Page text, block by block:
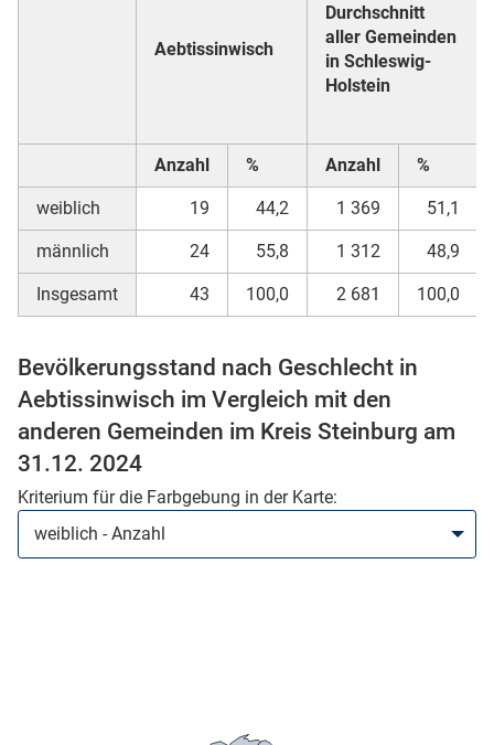
(Mikrozensus)
Aebtissinwisch
Durchschnitt
aller Gemeinden
in Schleswig-
Holstein
Anzahl % Anzahl %
weiblich 19 44,2 1 369 51,1
männlich 24 55,8 1 312 48,9
Insgesamt 43 100,0 2 681 100,0
Bevölkerungsstand nach Geschlecht in
Aebtissinwisch im Vergleich mit den
anderen Gemeinden im Kreis Steinburg am
31.12. 2024
Kriterium für die Farbgebung in der Karte: